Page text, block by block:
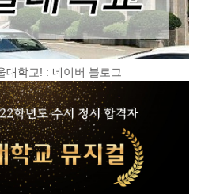
대학교! : 네이버 블로그